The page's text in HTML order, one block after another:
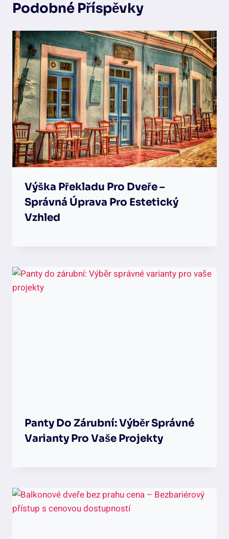
Podobné Příspěvky
Výška Překladu Pro Dveře –
Správná Úprava Pro Estetický
Vzhled
Panty Do Zárubní: Výběr Správné
Varianty Pro Vaše Projekty